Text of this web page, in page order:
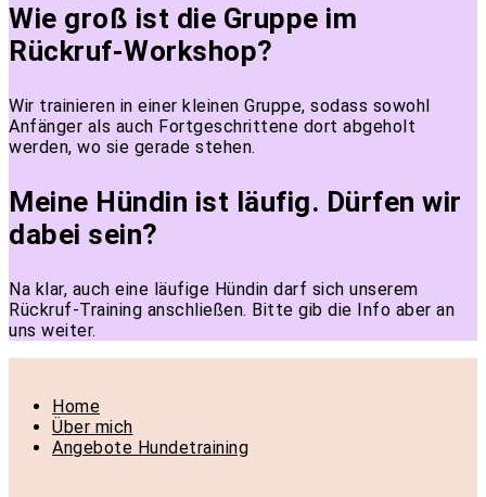
Wie groß ist die Gruppe im
Rückruf-Workshop?
Wir trainieren in einer kleinen Gruppe, sodass sowohl
Anfänger als auch Fortgeschrittene dort abgeholt
werden, wo sie gerade stehen.
Meine Hündin ist läufig. Dürfen wir
dabei sein?
Na klar, auch eine läufige Hündin darf sich unserem
Rückruf-Training anschließen. Bitte gib die Info aber an
uns weiter.
Home
Über mich
Angebote Hundetraining